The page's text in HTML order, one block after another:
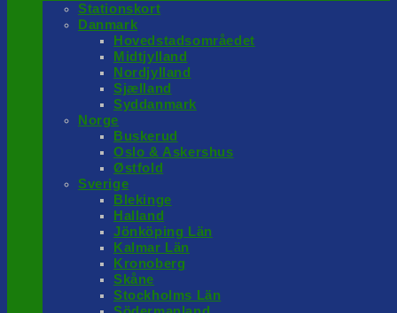
Stationskort
Danmark
Hovedstadsområedet
Midtjylland
Nordjylland
Sjælland
Syddanmark
Norge
Buskerud
Oslo & Askershus
Østfold
Sverige
Blekinge
Halland
Jönköping Län
Kalmar Län
Kronoberg
Skåne
Stockholms Län